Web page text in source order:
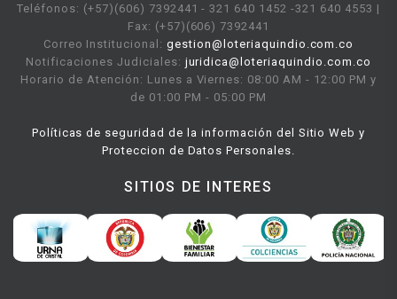
Teléfonos: (+57)(606) 7392441 - 321 640 1452 -321 640 4553 |
Fax: (+57)(606) 7392441
Correo Institucional:gestion@loteriaquindio.com.co
Notificaciones Judiciales: juridica@loteriaquindio.com.co
Horario de Atención: Lunes a Viernes: 08:00 AM - 12:00 PM y
de 01:00 PM - 05:00 PM
Políticas de seguridad de la información del Sitio Web y
Proteccion de Datos Personales.
SITIOS DE INTERES